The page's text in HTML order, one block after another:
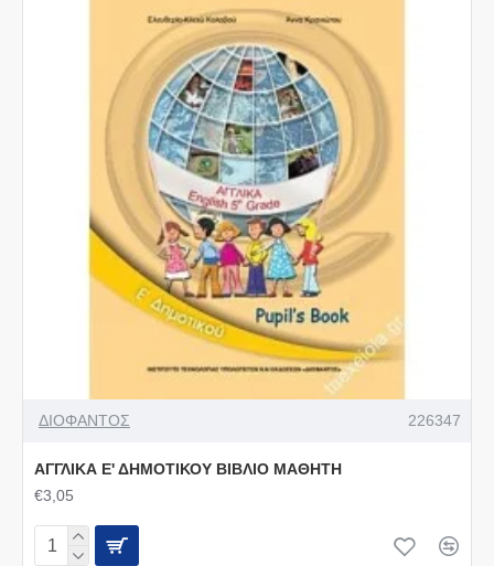
ΔΙΟΦΑΝΤΟΣ 226347
ΑΓΓΛΙΚΑ Ε' ΔΗΜΟΤΙΚΟΥ ΒΙΒΛΙΟ ΜΑΘΗΤΗ
€3,05